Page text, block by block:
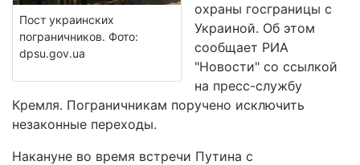
Пост украинских
пограничников. Фото:
dpsu.gov.ua
охраны госграницы с
Украиной. Об этом
сообщает РИА
"Новости" со ссылкой
на пресс-службу
Кремля. Пограничникам поручено исключить
незаконные переходы.
Накануне во время встречи Путина с